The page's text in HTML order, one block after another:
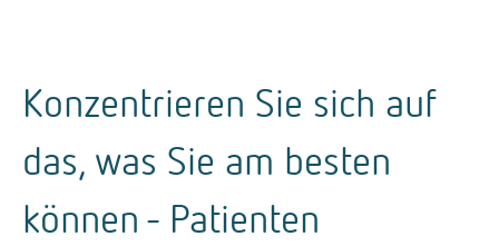
Konzentrieren Sie sich auf
das, was Sie am besten
können - Patienten